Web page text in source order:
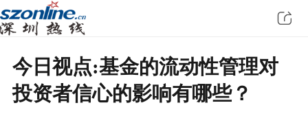
今日视点:基金的流动性管理对
投资者信心的影响有哪些？